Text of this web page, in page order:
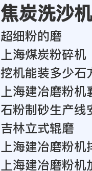
焦炭洗沙
超细粉的磨
上海煤炭粉碎机
挖机能装多少石
上海建冶磨粉机
石粉制砂生产线
吉林立式辊磨
上海建冶磨粉机
上海建冶磨粉机